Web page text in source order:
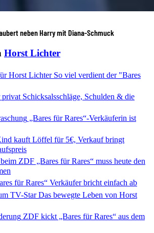
neben Harry mit Diana-Schmuck
Horst Lichter
Horst LichterSo viel verdient der "Bares
privat Schicksalsschläge, Schulden & die
„Bares für Rares“-Verkäuferin ist
kauft Löffel für 5€, Verkauf bringt
ZDF „Bares für Rares“ muss heute den
für Rares“ Verkäufer bricht einfach ab
TV-StarDas bewegte Leben von Horst
ZDF kickt „Bares für Rares“ aus dem